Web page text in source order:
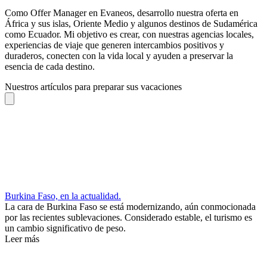
Como Offer Manager en Evaneos, desarrollo nuestra oferta en
África y sus islas, Oriente Medio y algunos destinos de Sudamérica
como Ecuador. Mi objetivo es crear, con nuestras agencias locales,
experiencias de viaje que generen intercambios positivos y
duraderos, conecten con la vida local y ayuden a preservar la
esencia de cada destino.
Nuestros artículos para preparar sus vacaciones
Burkina Faso, en la actualidad.
La cara de Burkina Faso se está modernizando, aún conmocionada
por las recientes sublevaciones. Considerado estable, el turismo es
un cambio significativo de peso.
Leer más